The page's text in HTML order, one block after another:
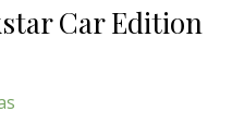
Car Edition